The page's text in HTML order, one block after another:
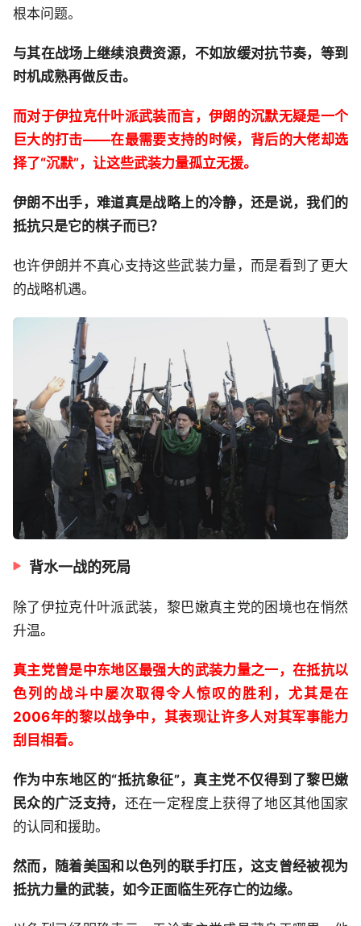
根本问题。
与其在战场上继续浪费资源，不如放缓对抗节奏，等到
时机成熟再做反击。
而对于伊拉克什叶派武装而言，伊朗的沉默无疑是一个
巨大的打击——在最需要支持的时候，背后的大佬却选
择了“沉默”，让这些武装力量孤立无援。
伊朗不出手，难道真是战略上的冷静，还是说，我们的
抵抗只是它的棋子而已？
也许伊朗并不真心支持这些武装力量，而是看到了更大
的战略机遇。
背水一战的死局
除了伊拉克什叶派武装，黎巴嫩真主党的困境也在悄然
升温。
真主党曾是中东地区最强大的武装力量之一，在抵抗以
色列的战斗中屡次取得令人惊叹的胜利，尤其是在
2006年的黎以战争中，其表现让许多人对其军事能力
刮目相看。
作为中东地区的“抵抗象征”，真主党不仅得到了黎巴嫩
民众的广泛支持， 还在一定程度上获得了地区其他国家
的认同和援助。
然而，随着美国和以色列的联手打压，这支曾经被视为
抵抗力量的武装，如今正面临生死存亡的边缘。